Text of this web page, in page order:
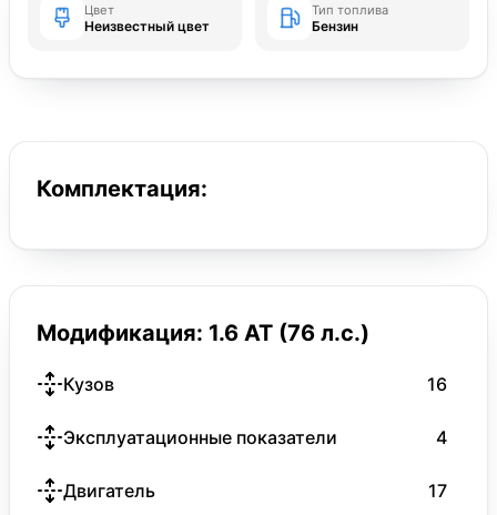
Цвет
Неизвестный цвет
Тип топлива
Бензин
Комплектация:
Модификация: 1.6 AT (76 л.с.)
Кузов 16
Эксплуатационные показатели 4
Двигатель 17